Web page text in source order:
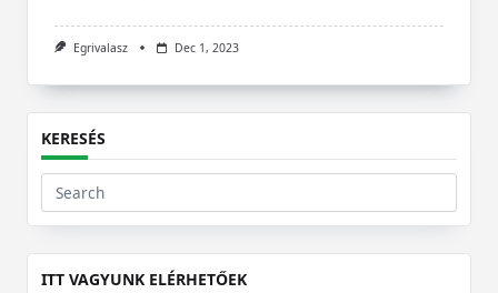
Egrivalasz Dec 1, 2023
KERESÉS
Search
for:
ITT VAGYUNK ELÉRHETŐEK